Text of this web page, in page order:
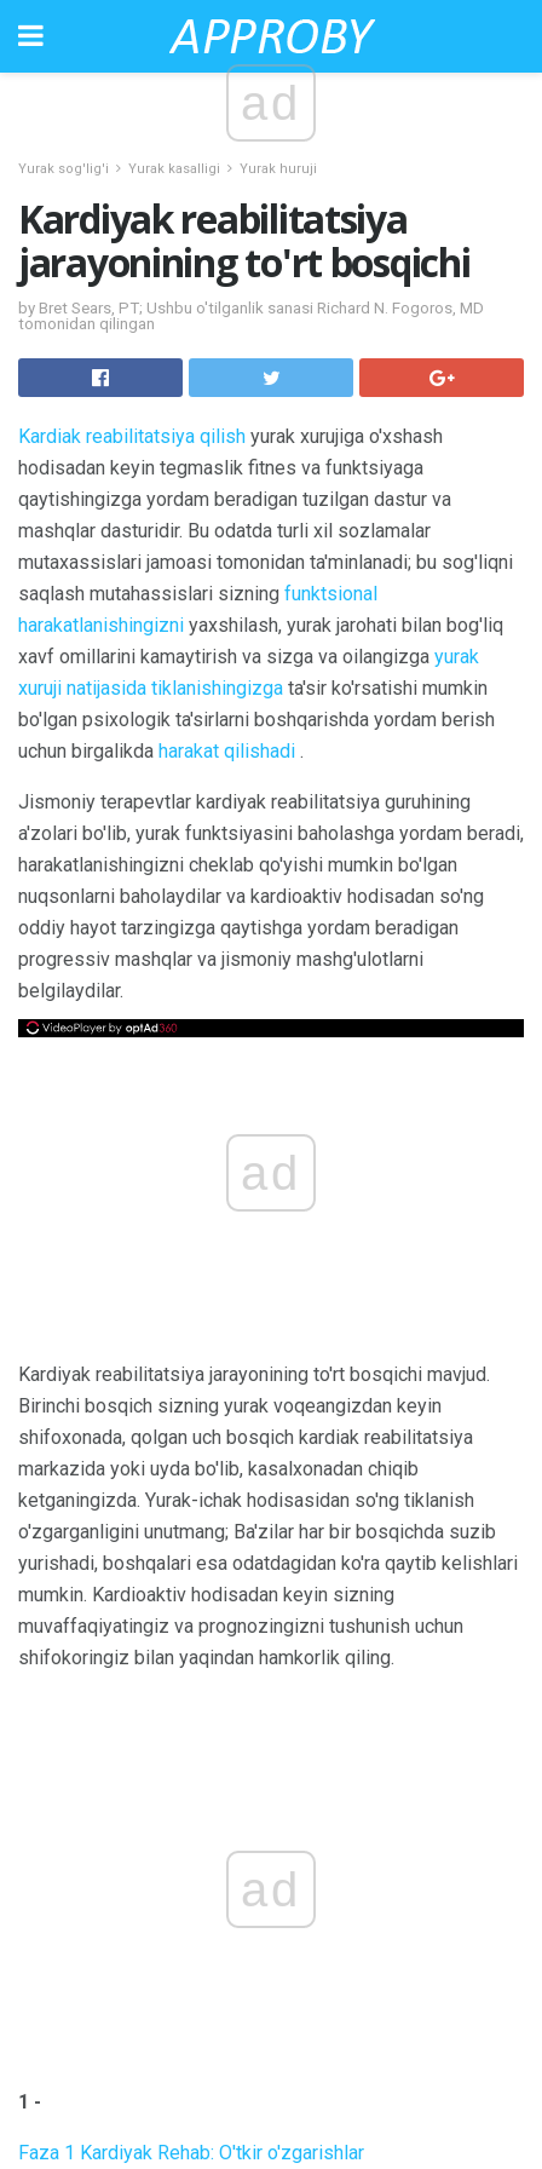
ad
Yurak sog'lig'i Yurak kasalligi Yurak huruji
Kardiyak reabilitatsiya
jarayonining to'rt bosqichi
by Bret Sears, PT; Ushbu o'tilganlik sanasi Richard N. Fogoros, MD
tomonidan qilingan
Kardiak reabilitatsiya qilish yurak xurujiga o'xshash
hodisadan keyin tegmaslik fitnes va funktsiyaga
qaytishingizga yordam beradigan tuzilgan dastur va
mashqlar dasturidir. Bu odatda turli xil sozlamalar
mutaxassislari jamoasi tomonidan ta'minlanadi; bu sog'liqni
saqlash mutahassislari sizning funktsional
harakatlanishingizni yaxshilash, yurak jarohati bilan bog'liq
xavf omillarini kamaytirish va sizga va oilangizga yurak
xuruji natijasida tiklanishingizga ta'sir ko'rsatishi mumkin
bo'lgan psixologik ta'sirlarni boshqarishda yordam berish
uchun birgalikda harakat qilishadi .
Jismoniy terapevtlar kardiyak reabilitatsiya guruhining
a'zolari bo'lib, yurak funktsiyasini baholashga yordam beradi,
harakatlanishingizni cheklab qo'yishi mumkin bo'lgan
nuqsonlarni baholaydilar va kardioaktiv hodisadan so'ng
oddiy hayot tarzingizga qaytishga yordam beradigan
progressiv mashqlar va jismoniy mashg'ulotlarni
belgilaydilar.
ad
Kardiyak reabilitatsiya jarayonining to'rt bosqichi mavjud.
Birinchi bosqich sizning yurak voqeangizdan keyin
shifoxonada, qolgan uch bosqich kardiak reabilitatsiya
markazida yoki uyda bo'lib, kasalxonadan chiqib
ketganingizda. Yurak-ichak hodisasidan so'ng tiklanish
o'zgarganligini unutmang; Ba'zilar har bir bosqichda suzib
yurishadi, boshqalari esa odatdagidan ko'ra qaytib kelishlari
mumkin. Kardioaktiv hodisadan keyin sizning
muvaffaqiyatingiz va prognozingizni tushunish uchun
shifokoringiz bilan yaqindan hamkorlik qiling.
ad
1 -
Faza 1 Kardiyak Rehab: O'tkir o'zgarishlar